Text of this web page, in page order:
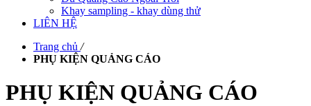
Khay sampling - khay dùng thử
LIÊN HỆ
Trang chủ /
PHỤ KIỆN QUẢNG CÁO
PHỤ KIỆN QUẢNG CÁO